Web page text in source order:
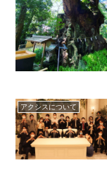
アクシスについて